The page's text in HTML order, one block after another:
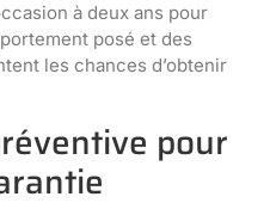
à deux ans pour
posé et des
les chances d’obtenir
pour